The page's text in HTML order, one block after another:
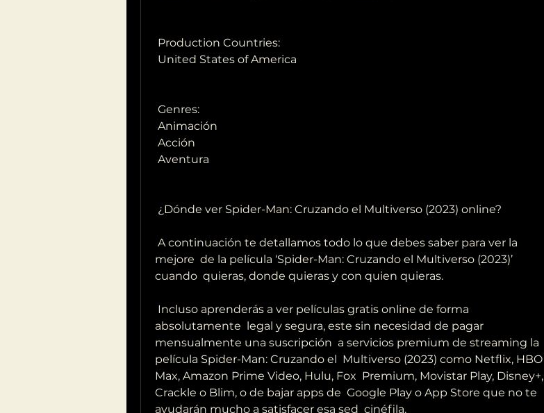
Production Countries:
United States of America
Genres:
Animación
Acción
Aventura
¿Dónde ver Spider-Man: Cruzando el Multiverso (2023) online?
mejore  de la película ‘Spider-Man: Cruzando el Multiverso (2023)’
cuando  quieras, donde quieras y con quien quieras.
absolutamente  legal y segura, este sin necesidad de pagar
mensualmente una suscripción  a servicios premium de streaming la
película Spider-Man: Cruzando el  Multiverso (2023) como Netflix, HBO
Max, Amazon Prime Video, Hulu, Fox  Premium, Movistar Play, Disney+,
Crackle o Blim, o de bajar apps de  Google Play o App Store que no te
ayudarán mucho a satisfacer esa sed  cinéfila.